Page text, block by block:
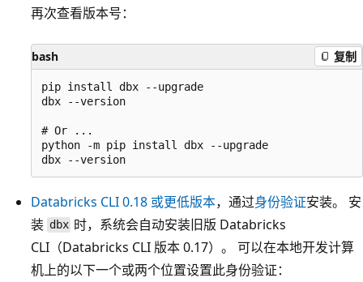
再次查看版本号：
bash 复制
pip install dbx --upgrade
dbx --version
# Or ...
python -m pip install dbx --upgrade
Databricks CLI 0.18 或更低版本，通过身份验证安装。 安
装 dbx 时，系统会自动安装旧版 Databricks
CLI（Databricks CLI 版本 0.17）。 可以在本地开发计算
机上的以下一个或两个位置设置此身份验证：